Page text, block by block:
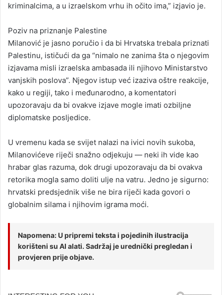
kriminalcima, a u izraelskom vrhu ih očito ima,” izjavio je.
Poziv na priznanje Palestine
Milanović je jasno poručio i da bi Hrvatska trebala priznati
Palestinu, ističući da ga “nimalo ne zanima šta o njegovim
izjavama misli izraelska ambasada ili njihovo Ministarstvo
vanjskih poslova”. Njegov istup već izaziva oštre reakcije,
kako u regiji, tako i međunarodno, a komentatori
upozoravaju da bi ovakve izjave mogle imati ozbiljne
diplomatske posljedice.
U vremenu kada se svijet nalazi na ivici novih sukoba,
Milanovićeve riječi snažno odjekuju — neki ih vide kao
hrabar glas razuma, dok drugi upozoravaju da bi ovakva
retorika mogla samo doliti ulje na vatru. Jedno je sigurno:
hrvatski predsjednik više ne bira riječi kada govori o
globalnim silama i njihovim igrama moći.
Napomena: U pripremi teksta i pojedinih ilustracija
korišteni su AI alati. Sadržaj je urednički pregledan i
provjeren prije objave.